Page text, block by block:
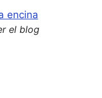
el blog